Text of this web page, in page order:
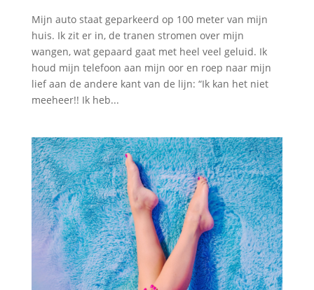
Mijn auto staat geparkeerd op 100 meter van mijn
huis. Ik zit er in, de tranen stromen over mijn
wangen, wat gepaard gaat met heel veel geluid. Ik
houd mijn telefoon aan mijn oor en roep naar mijn
lief aan de andere kant van de lijn: “Ik kan het niet
meeheer!! Ik heb...